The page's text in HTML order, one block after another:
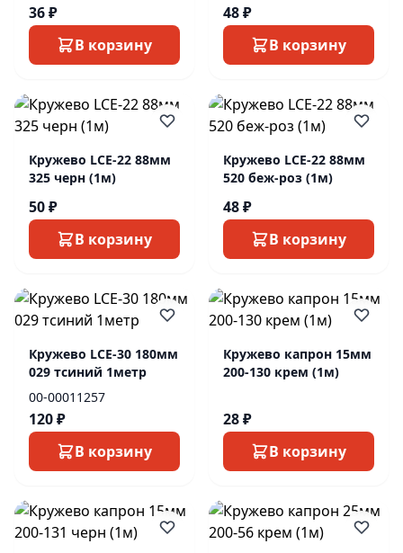
36 ₽
В корзину
48 ₽
В корзину
Кружево LCE-22 88мм
325 черн (1м)
50 ₽
В корзину
Кружево LCE-22 88мм
520 беж-роз (1м)
48 ₽
В корзину
Кружево LCE-30 180мм
029 тсиний 1метр
00-00011257
120 ₽
В корзину
Кружево капрон 15мм
200-130 крем (1м)
28 ₽
В корзину